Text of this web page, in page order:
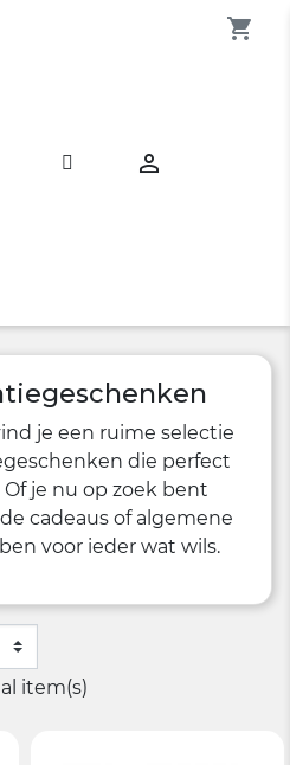

shopping_cart
je een ruime selectie
die perfect
je nu op zoek bent
cadeaus of algemene
voor ieder wat wils.
item(s)